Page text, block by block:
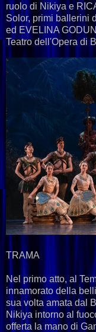
ruolo di Nikiya e
Solor, primi ballerini
ed EVELINA
Teatro dell'Opera di
TRAMA
Nel primo atto, al
innamorato della
sua volta amata dal
Nikiya intorno al
offerta la mano di